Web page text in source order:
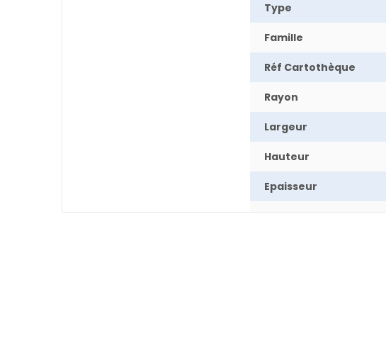
Type
Famille
Réf Cartothèque
Rayon
Largeur
Hauteur
Epaisseur